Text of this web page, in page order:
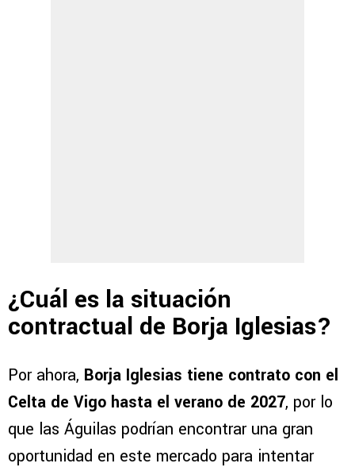
¿Cuál es la situación
contractual de Borja Iglesias?
Por ahora, Borja Iglesias tiene contrato con el
Celta de Vigo hasta el verano de 2027, por lo
que las Águilas podrían encontrar una gran
oportunidad en este mercado para intentar